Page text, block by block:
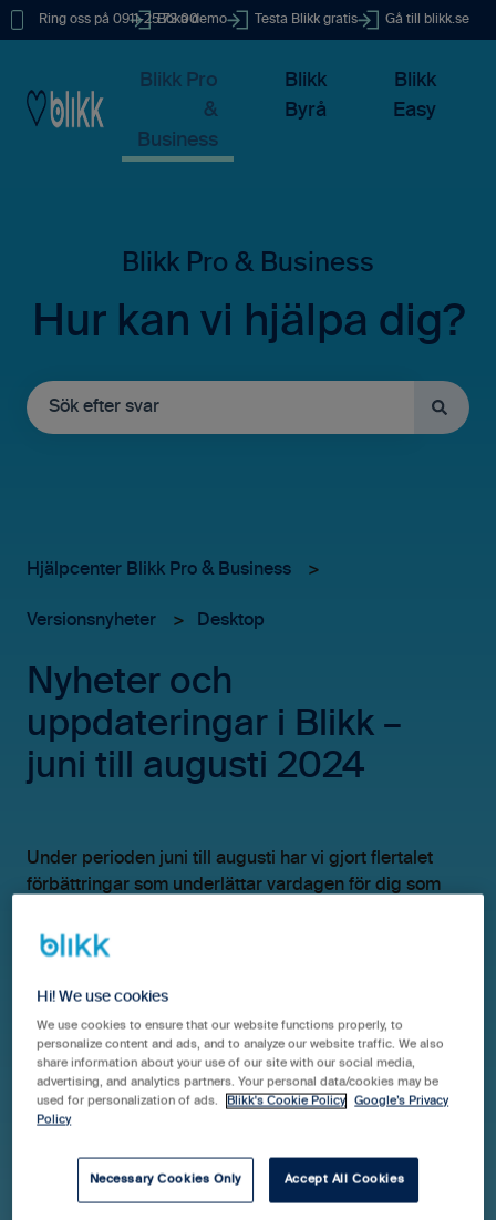
Ring oss på 0911-25 73 00
Boka demo Testa Blikk gratis Gå till blikk.se
Blikk Pro
&
Business
Blikk
Byrå
Blikk
Easy
Hur kan vi hjälpa dig?
Hjälpcenter Blikk Pro & Business
Versionsnyheter Desktop
Nyheter och
uppdateringar i Blikk –
juni till augusti 2024
Under perioden juni till augusti har vi gjort flertalet
förbättringar som underlättar vardagen för dig som
Utökade filtreringsmöjligheter i
resursplaneringen
I samband med att du skapar egna vyer i
Ledighetsplanering i Blikk Business) kan du numera
välja att filtrera på enstaka medarbetare, projekt eller
Hi! We use cookies
We use cookies to ensure that our website functions properly, to
personalize content and ads, and to analyze our website traffic. We also
share information about your use of our site with our social media,
advertising, and analytics partners. Your personal data/cookies may be
used for personalization of ads.
Blikk's Cookie Policy
Google’s Privacy
Policy
Necessary Cookies Only Accept All Cookies